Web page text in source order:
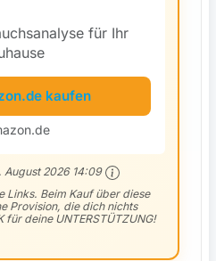
für Ihr
kaufen
August 2026 14:09
Links. Beim Kauf über diese
Provision, die dich nichts
für deine UNTERSTÜTZUNG!